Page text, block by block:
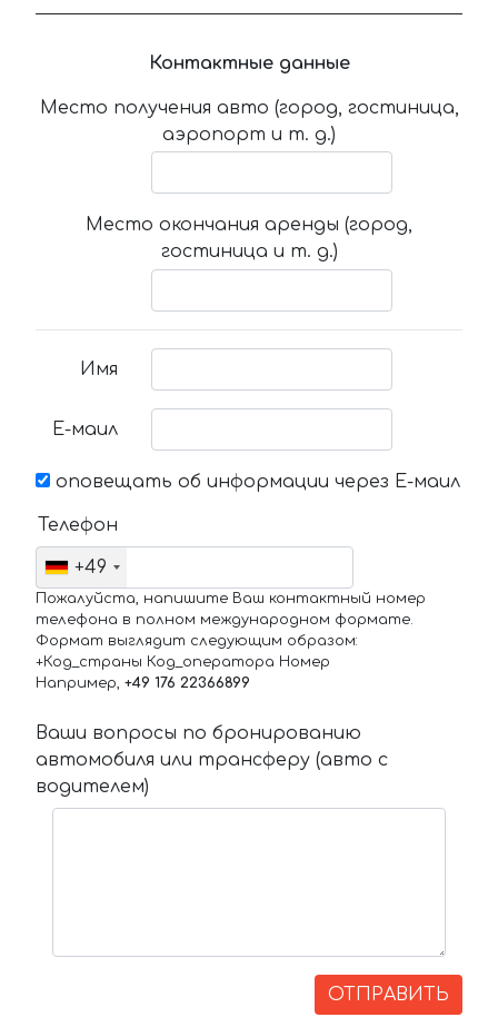
Контактные данные
Место получения авто (город, гостиница,
аэропорт и т. д.)
Место окончания аренды (город,
гостиница и т. д.)
Имя
Е-маил
оповещать об информации через Е-маил
Телефон
+49
Пожалуйста, напишите Ваш контактный номер
телефона в полном международном формате.
Формат выглядит следующим образом:
+Код_страны Код_оператора Номер
Например, +49 176 22366899
Ваши вопросы по бронированию
автомобиля или трансферу (авто с
водителем)
ОТПРАВИТЬ